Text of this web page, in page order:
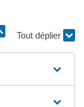
Tout déplier